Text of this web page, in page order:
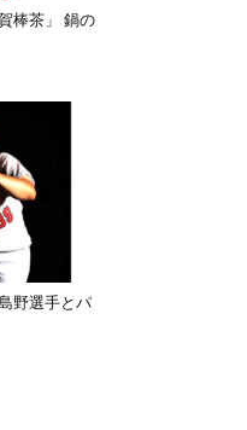
棒茶」 鍋の
野選手とパ